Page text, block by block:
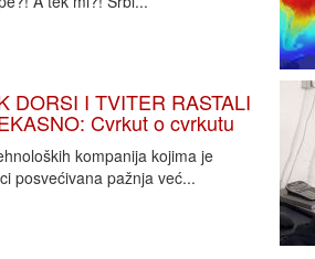
DORSI I TVITER RASTALI
Cvrkut o cvrkutu
kompanija kojima je
posvećivana pažnja već...